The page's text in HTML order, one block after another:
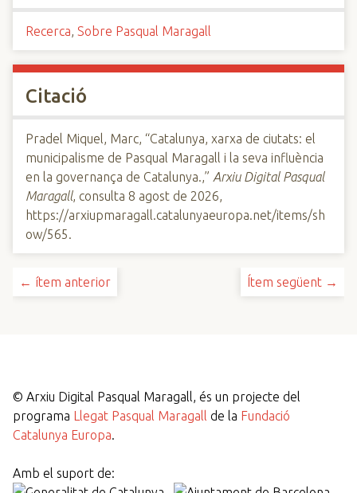
Recerca, Sobre Pasqual Maragall
Citació
Pradel Miquel, Marc, “Catalunya, xarxa de ciutats: el
municipalisme de Pasqual Maragall i la seva influència
en la governança de Catalunya.,” Arxiu Digital Pasqual
Maragall, consulta 8 agost de 2026,
https://arxiupmaragall.catalunyaeuropa.net/items/sh
ow/565.
← ítem anterior Ítem següent →
© Arxiu Digital Pasqual Maragall, és un projecte del
programa Llegat Pasqual Maragall de la Fundació
Catalunya Europa.
Amb el suport de: